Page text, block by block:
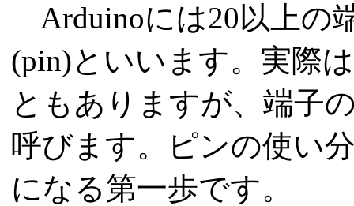
Arduinoには20以上の
(pin)といいます。実際
ともありますが、端子
呼びます。ピンの使い
になる第一歩です。